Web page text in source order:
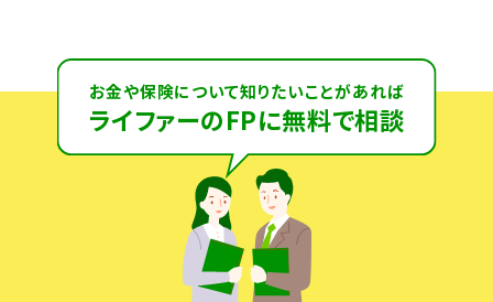
お金や保険について知りたいことがあれば
ライファーのFPに無料で相談